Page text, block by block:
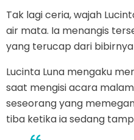
Tak lagi ceria, wajah
air mata. Ia menangis
yang terucap dari
Lucinta Luna mengaku
saat mengisi acara
seseorang yang
tiba ketika ia sedang